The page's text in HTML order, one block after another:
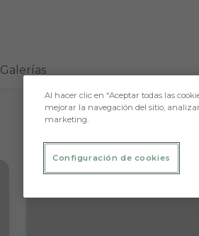
Galerías
Al hacer clic en “Aceptar todas las
mejorar la navegación del sitio,
marketing.
Configuración de cookies